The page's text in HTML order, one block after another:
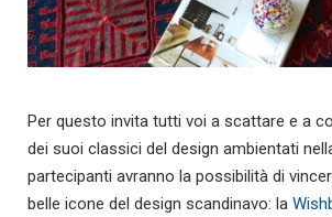
Per questo invita tutti voi a scattare e a
dei suoi classici del design ambientati
partecipanti avranno la possibilità di
belle icone del design scandinavo: la